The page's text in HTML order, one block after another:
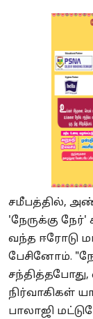
சமீபத்தில்,
'நேருக்கு நேர்'
வந்த ஈரோடு
பேசினோம்.
நிர்வாகிகள்
பாலாஜி